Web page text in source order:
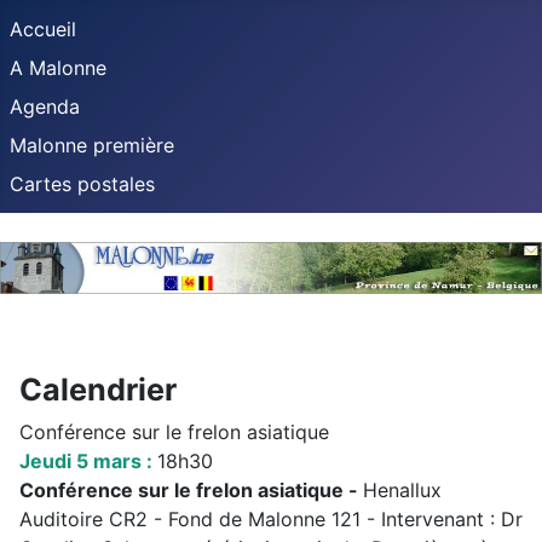
Accueil
A Malonne
Agenda
Malonne première
Cartes postales
Calendrier
Conférence sur le frelon asiatique
Jeudi 5 mars : 18h30
Conférence sur le frelon asiatique - Henallux
Auditoire CR2 - Fond de Malonne 121 - Intervenant : Dr